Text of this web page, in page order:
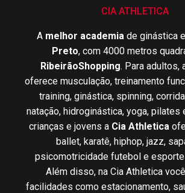
CIA ATHLETICA
A melhor academia de ginástica
Preto, com 4000 metros
RibeirãoShopping. Para adultos,
oferece musculação, treinamento
training, ginástica, spinning,
natação, hidroginástica, yoga, pilates
crianças e jovens a Cia Athletica
ballet, karatê, hiphop, jazz,
psicomotricidade futebol e
Além disso, na Cia Athletica
facilidades como estacionamento,